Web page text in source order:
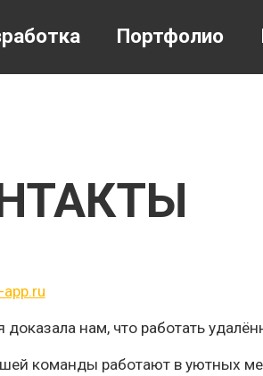
Портфолио
нам, что работать
команды работают в уютных